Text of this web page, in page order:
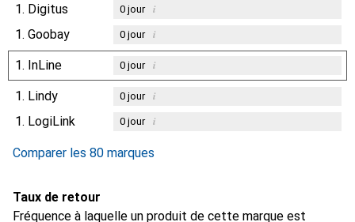
1. Digitus 0jour i
1. Goobay 0jour i
1. InLine 0jour i
1. Lindy 0jour i
1. LogiLink 0jour i
Comparer les 80 marques
Taux de retour
Fréquence à laquelle un produit de cette marque est